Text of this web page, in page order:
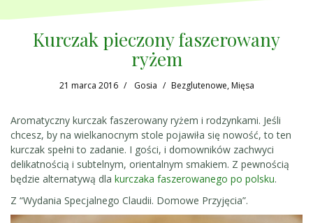
Kurczak pieczony faszerowany
ryżem
21 marca 2016 Gosia Bezglutenowe,Mięsa
Aromatyczny kurczak faszerowany ryżem i rodzynkami. Jeśli
chcesz, by na wielkanocnym stole pojawiła się nowość, to ten
kurczak spełni to zadanie. I gości, i domowników zachwyci
delikatnością i subtelnym, orientalnym smakiem. Z pewnością
będzie alternatywą dla kurczaka faszerowanego po polsku.
Z “Wydania Specjalnego Claudii. Domowe Przyjęcia”.